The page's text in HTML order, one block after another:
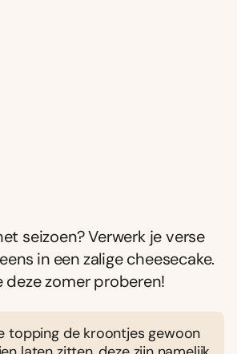
seizoen? Verwerk je verse
in een zalige cheesecake.
zomer proberen!
topping de kroontjes gewoon